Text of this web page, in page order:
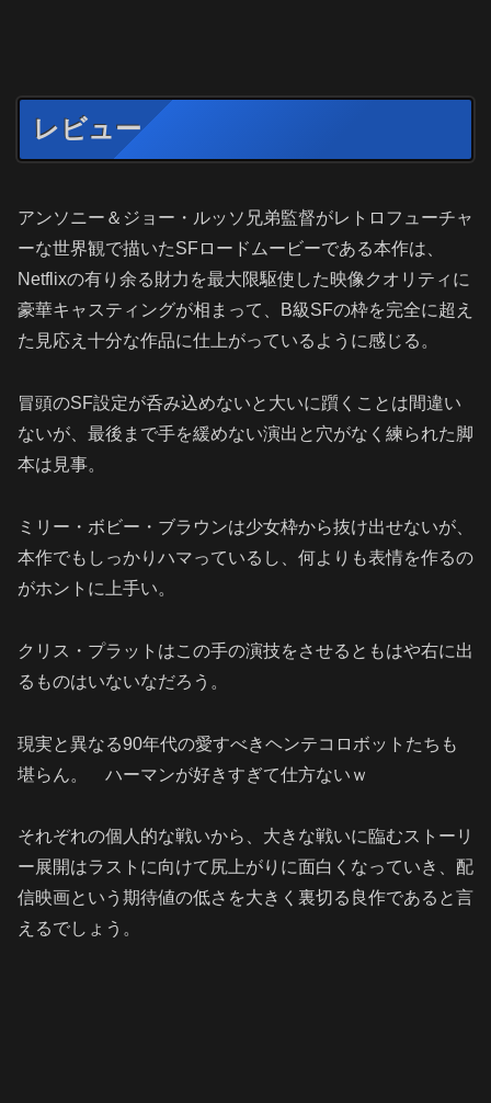
レビュー
アンソニー＆ジョー・ルッソ兄弟監督がレトロフューチャ
ーな世界観で描いたSFロードムービーである本作は、
Netflixの有り余る財力を最大限駆使した映像クオリティに
豪華キャスティングが相まって、B級SFの枠を完全に超え
た見応え十分な作品に仕上がっているように感じる。
冒頭のSF設定が呑み込めないと大いに躓くことは間違い
ないが、最後まで手を緩めない演出と穴がなく練られた脚
本は見事。
ミリー・ボビー・ブラウンは少女枠から抜け出せないが、
本作でもしっかりハマっているし、何よりも表情を作るの
がホントに上手い。
クリス・プラットはこの手の演技をさせるともはや右に出
るものはいないなだろう。
現実と異なる90年代の愛すべきヘンテコロボットたちも
堪らん。 ハーマンが好きすぎて仕方ないｗ
それぞれの個人的な戦いから、大きな戦いに臨むストーリ
ー展開はラストに向けて尻上がりに面白くなっていき、配
信映画という期待値の低さを大きく裏切る良作であると言
えるでしょう。